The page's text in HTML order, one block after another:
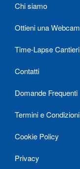
Chi siamo
Ottieni una Webcam
Time-Lapse Cantieri
Contatti
Domande Frequenti
Termini e Condizioni
Cookie Policy
Privacy